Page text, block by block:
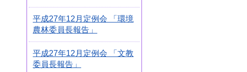
平成27年12月定例会 「環境
農林委員長報告」
平成27年12月定例会 「文教
委員長報告」